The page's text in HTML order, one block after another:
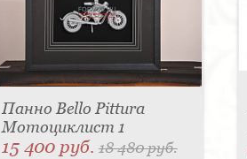
Панно Bello Pittura
Мотоциклист 1
15 400 руб. 18 480 руб.